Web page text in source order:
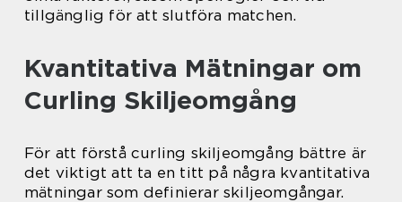
tillgänglig för att slutföra matchen.
Kvantitativa Mätningar om
Curling Skiljeomgång
För att förstå curling skiljeomgång bättre är
det viktigt att ta en titt på några kvantitativa
mätningar som definierar skiljeomgångar.